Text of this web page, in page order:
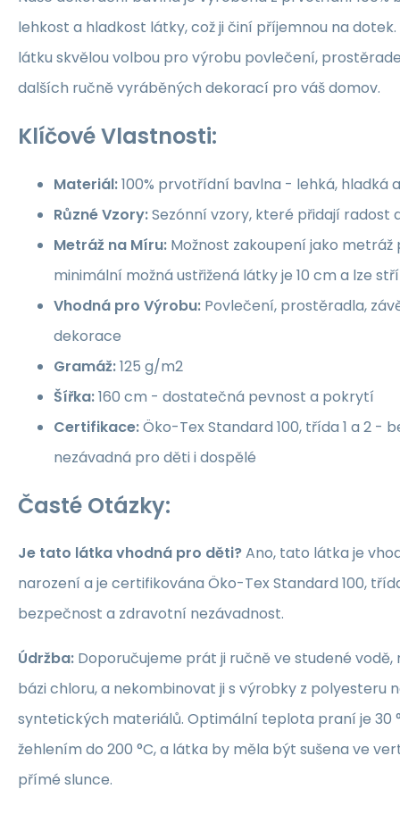
lehkost a hladkost látky, což ji činí příjemnou na
látku skvělou volbou pro výrobu povlečení,
dalších ručně vyráběných dekorací pro váš domov.
Klíčové Vlastnosti:
Materiál:100% prvotřídní bavlna - lehká, hladká
Různé Vzory:Sezónní vzory, které přidají radost
Metráž na Míru: Možnost zakoupení jako
minimální možná ustřižená látky je 10 cm a lze
Vhodná pro Výrobu: Povlečení, prostěradla,
dekorace
Gramáž:125 g/m2
Šířka:160 cm - dostatečná pevnost a pokrytí
Certifikace:Öko-Tex Standard 100, třída 1 a 2 -
nezávadná pro děti i dospělé
Časté Otázky:
Je tato látka vhodná pro děti?Ano, tato látka je
narození a je certifikována Öko-Tex Standard 100,
bezpečnost a zdravotní nezávadnost.
Údržba: Doporučujeme prát ji ručně ve studené
bázi chloru, a nekombinovat ji s výrobky z polyesteru
syntetických materiálů. Optimální teplota praní je 30
žehlením do 200 °C, a látka by měla být sušena ve
přímé slunce.